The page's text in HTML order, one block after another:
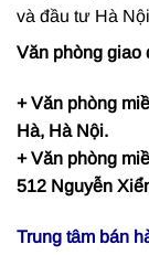
và đầu tư Hà
Văn phòng giao
+ Văn phòng
Hà, Hà Nội.
+ Văn phòng
512 Nguyễn
Trung tâm bán